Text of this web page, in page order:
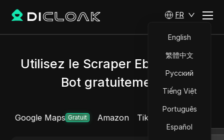
FR
English
繁體中文
Русский
Tiếng Việt
Português
Español
Utilisez le Scraper Ebay Scrap
Bot gratuitement
Google Maps Gratuit Amazon Tiktok